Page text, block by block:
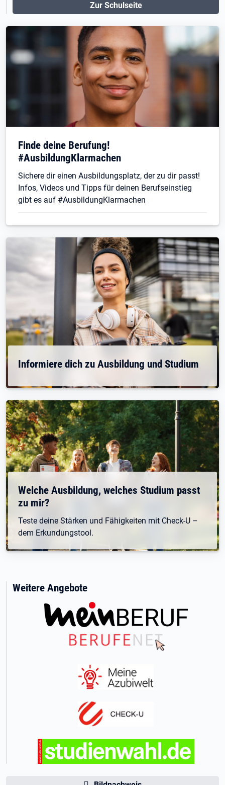
Zur Schulseite
Finde deine Berufung!
#AusbildungKlarmachen
Sichere dir einen Ausbildungsplatz, der zu dir passt!
Infos, Videos und Tipps für deinen Berufseinstieg
gibt es auf #AusbildungKlarmachen
Informiere dich zu Ausbildung und Studium
Welche Ausbildung, welches Studium passt
zu mir?
Teste deine Stärken und Fähigkeiten mit Check-U –
dem Erkundungstool.
Weitere Angebote